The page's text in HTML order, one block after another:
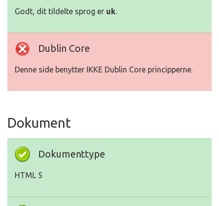
Godt, dit tildelte sprog er uk.
Dublin Core
Denne side benytter IKKE Dublin Core principperne.
Dokument
Dokumenttype
HTML 5